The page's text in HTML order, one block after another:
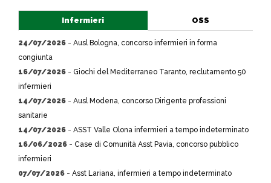
Infermieri OSS
24/07/2026 - Ausl Bologna, concorso infermieri in forma
congiunta
16/07/2026 - Giochi del Mediterraneo Taranto, reclutamento 50
infermieri
14/07/2026 - Ausl Modena, concorso Dirigente professioni
sanitarie
14/07/2026 - ASST Valle Olona infermieri a tempo indeterminato
16/06/2026 - Case di Comunità Asst Pavia, concorso pubblico
infermieri
07/07/2026 - Asst Lariana, infermieri a tempo indeterminato